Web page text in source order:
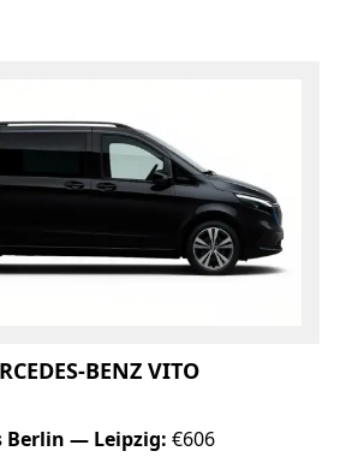
BENZ VITO
Berlin — Leipzig: €606